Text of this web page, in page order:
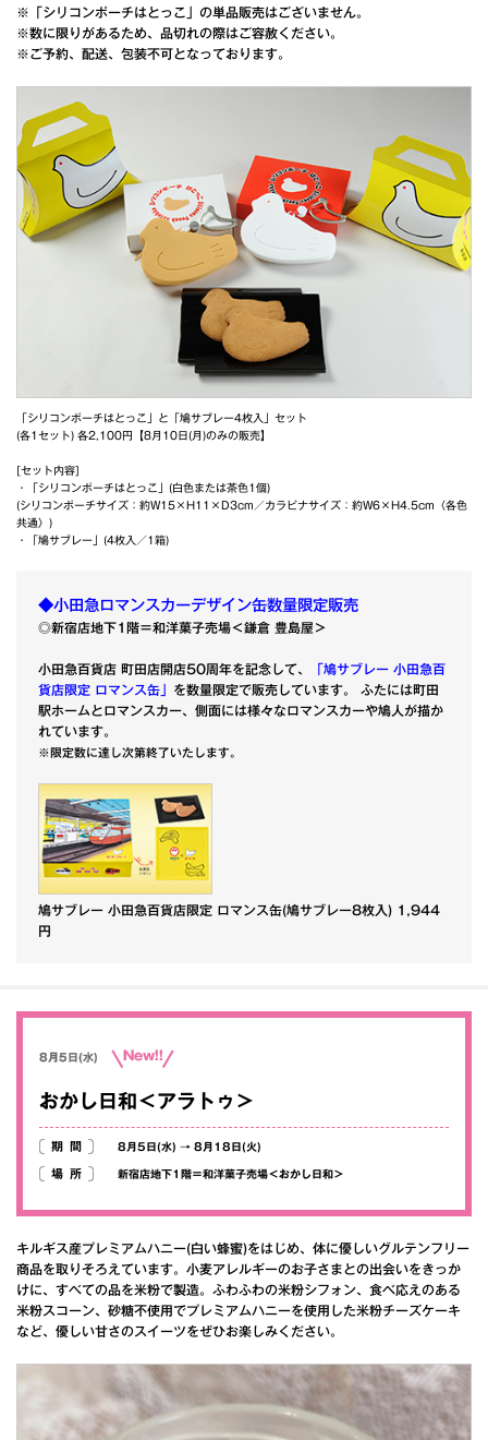
※「シリコンポーチはとっこ」の単品販売はございません。
※数に限りがあるため、品切れの際はご容赦ください。
※ご予約、配送、包装不可となっております。
「シリコンポーチはとっこ」と「鳩サブレー4枚入」セット
(各1セット) 各2,100円【8月10日(月)のみの販売】
[セット内容]
・「シリコンポーチはとっこ」(白色または茶色1個)
(シリコンポーチサイズ：約W15×H11×D3cm／カラビナサイズ：約W6×H4.5cm〈各色
共通〉)
・「鳩サブレー」(4枚入／1箱)
◆小田急ロマンスカーデザイン缶数量限定販売
◎新宿店地下1階＝和洋菓子売場＜鎌倉 豊島屋＞
小田急百貨店 町田店開店50周年を記念して、
「鳩サブレー 小田急百
貨店限定 ロマンス缶」 を数量限定で販売しています。 ふたには町田
駅ホームとロマンスカー、側面には様々なロマンスカーや鳩人が描か
れています。
※限定数に達し次第終了いたします。
鳩サブレー 小田急百貨店限定 ロマンス缶(鳩サブレー8枚入) 1,944
円
8月5日(水) New!!
おかし日和＜アラトゥ＞
期間 8月5日(水) → 8月18日(火)
場所 新宿店地下1階＝和洋菓子売場＜おかし日和＞
キルギス産プレミアムハニー(白い蜂蜜)をはじめ、体に優しいグルテンフリー
商品を取りそろえています。小麦アレルギーのお子さまとの出会いをきっか
けに、すべての品を米粉で製造。ふわふわの米粉シフォン、食べ応えのある
米粉スコーン、砂糖不使用でプレミアムハニーを使用した米粉チーズケーキ
など、優しい甘さのスイーツをぜひお楽しみください。